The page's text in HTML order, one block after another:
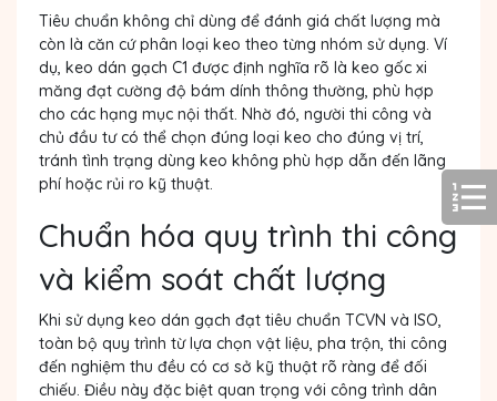
Tiêu chuẩn không chỉ dùng để đánh giá chất lượng mà
còn là căn cứ phân loại keo theo từng nhóm sử dụng. Ví
dụ, keo dán gạch C1 được định nghĩa rõ là keo gốc xi
măng đạt cường độ bám dính thông thường, phù hợp
cho các hạng mục nội thất. Nhờ đó, người thi công và
chủ đầu tư có thể chọn đúng loại keo cho đúng vị trí,
tránh tình trạng dùng keo không phù hợp dẫn đến lãng
phí hoặc rủi ro kỹ thuật.
Chuẩn hóa quy trình thi công
và kiểm soát chất lượng
Khi sử dụng keo dán gạch đạt tiêu chuẩn TCVN và ISO,
toàn bộ quy trình từ lựa chọn vật liệu, pha trộn, thi công
đến nghiệm thu đều có cơ sở kỹ thuật rõ ràng để đối
chiếu. Điều này đặc biệt quan trọng với công trình dân